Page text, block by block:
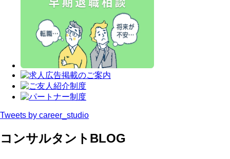
Tweets by career_studio
コンサルタントBLOG